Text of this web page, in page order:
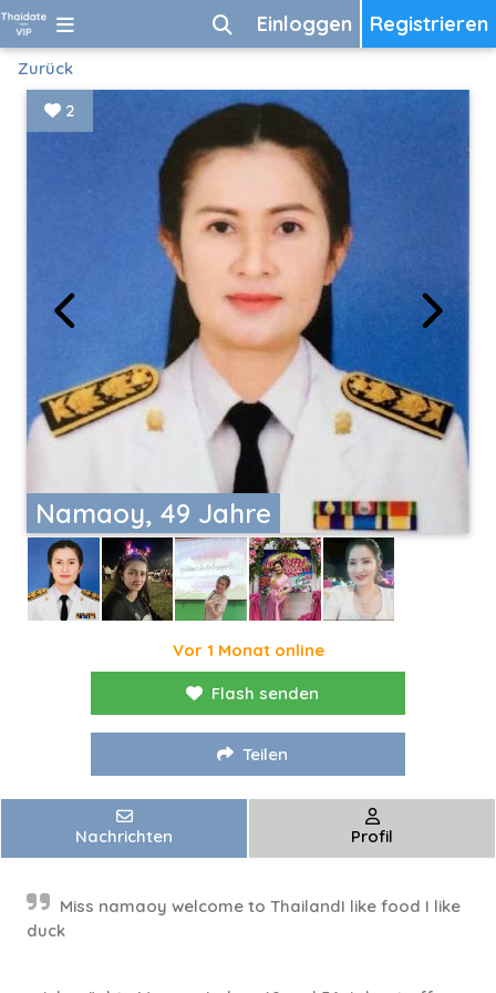
Registrieren
Einloggen
Zurück
Namaoy, 49 Jahre
2
Vor 1 Monat online
Flash senden
Teilen
Nachrichten Profil
Miss namaoy welcome to ThailandI like food I like
duck